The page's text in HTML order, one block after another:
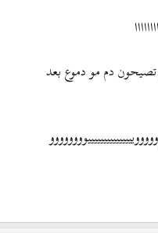
دم مو دموع بعد